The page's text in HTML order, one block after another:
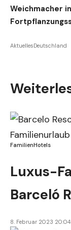
Weichmacher
AktuellesDeutschland
FamilienHotels
Luxus-
Barceló
8. Februar 2023